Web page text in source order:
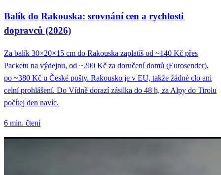
Balík do Rakouska: srovnání cen a rychlosti
dopravců (2026)
Za balík 30×20×15 cm do Rakouska zaplatíš od ~140 Kč přes
Packetu na výdejnu, od ~200 Kč za doručení domů (Eurosender),
po ~380 Kč u České pošty. Rakousko je v EU, takže žádné clo ani
celní prohlášení. Do Vídně dorazí zásilka do 48 h, za Alpy do Tirolu
počítej den navíc.
6 min. čtení